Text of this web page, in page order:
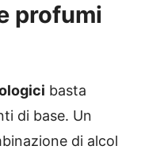
profumi
basta
di base. Un
di alcol